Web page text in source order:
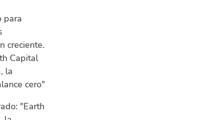
para
creciente.
Capital
la
cero"
"Earth